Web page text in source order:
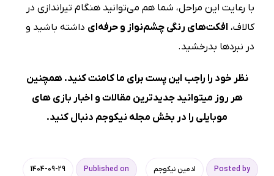
با رعایت این مراحل، شما هم می‌توانید هنگام تیراندازی در
کالاف، افکت‌های رنگیچشم‌نواز و حرفه‌ای داشته باشید و
در نبردها بدرخشید.
نظر خود را راجب این پست برای ما کامنت کنید. همچنین
هر روز میتوانید جدیدترین مقالات و اخبار بازی های
موبایلی را در بخش مجله نیکوجم دنبال کنید.
Posted by ادمین نیکوجم Published on
1404-09-29